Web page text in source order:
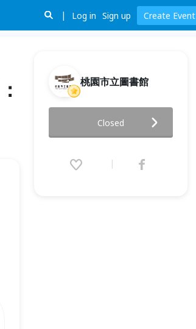
Log in Sign up Create Event
桃園市立圖書館
書館特工》任務三：理解
2026.07.19 (Sun) 14:00 - 15:00
Closed